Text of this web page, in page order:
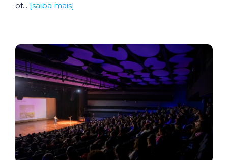
of... [saiba mais]